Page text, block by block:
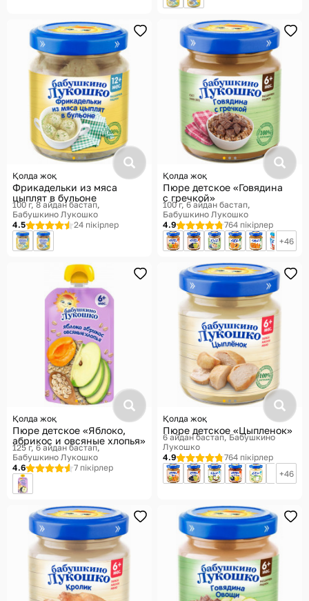
Қолда жоқ
Фрикадельки из мяса
цыплят в бульоне
100 г, 8 айдан бастап
Бабушкино Лукошко
4.5
24 пікірлер
Қолда жоқ
Пюре детское «Говядина
с гречкой»
100 г, 6 айдан бастап
Бабушкино Лукошко
4.9
764 пікірлер
46
Қолда жоқ
Пюре детское «Яблоко,
абрикос и овсяные хлопья»
125 г, 6 айдан бастап
Бабушкино Лукошко
4.6
7 пікірлер
Қолда жоқ
Пюре детское «Цыпленок»
6 айдан бастап Бабушкино
Лукошко
4.9
764 пікірлер
46